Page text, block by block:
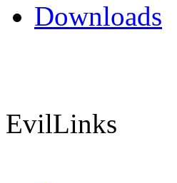
Downloads
EvilLinks